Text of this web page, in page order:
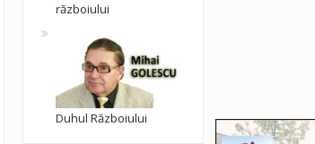
războiului
Duhul Războiului